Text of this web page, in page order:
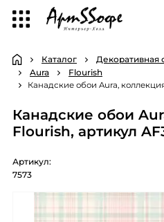
Каталог Декоративная
Aura
Flourish
Канадские обои Aura,
Канадские обои
Flourish, артикул
Артикул:
7573